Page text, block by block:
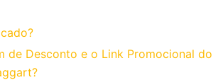
de Desconto e o Link Promocional do